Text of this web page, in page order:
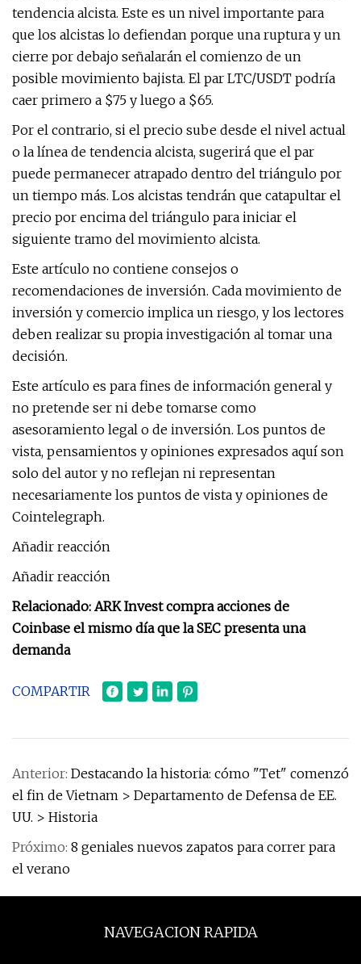
tendencia alcista. Este es un nivel importante para
que los alcistas lo defiendan porque una ruptura y un
cierre por debajo señalarán el comienzo de un
posible movimiento bajista. El par LTC/USDT podría
caer primero a $75 y luego a $65.
Por el contrario, si el precio sube desde el nivel actual
o la línea de tendencia alcista, sugerirá que el par
puede permanecer atrapado dentro del triángulo por
un tiempo más. Los alcistas tendrán que catapultar el
precio por encima del triángulo para iniciar el
siguiente tramo del movimiento alcista.
Este artículo no contiene consejos o
recomendaciones de inversión. Cada movimiento de
inversión y comercio implica un riesgo, y los lectores
deben realizar su propia investigación al tomar una
decisión.
Este artículo es para fines de información general y
no pretende ser ni debe tomarse como
asesoramiento legal o de inversión. Los puntos de
vista, pensamientos y opiniones expresados ​​aquí son
solo del autor y no reflejan ni representan
necesariamente los puntos de vista y opiniones de
Cointelegraph.
Añadir reacción
Añadir reacción
Relacionado: ARK Invest compra acciones de
Coinbase el mismo día que la SEC presenta una
demanda
COMPARTIR
Anterior: Destacando la historia: cómo "Tet" comenzó
el fin de Vietnam > Departamento de Defensa de EE.
UU. > Historia
Próximo: 8 geniales nuevos zapatos para correr para
el verano
NAVEGACION RAPIDA